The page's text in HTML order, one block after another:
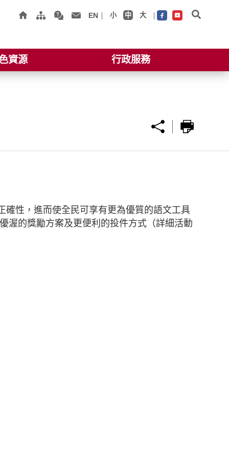
EN 小 中 大
資源 行政服務
性，進而使全民可享有更為優質的語文工具
渥的獎勵方案及更便利的投件方式（詳細活動